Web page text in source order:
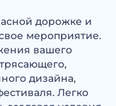
дорожке и
мероприятие.
вашего
дизайна,
Легко